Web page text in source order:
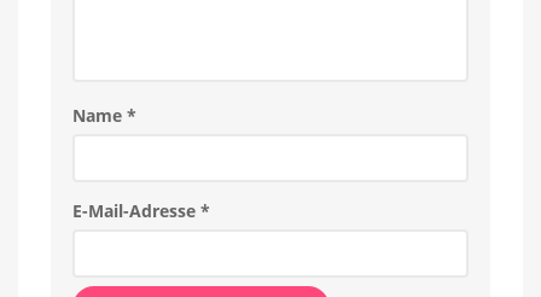
Name *
E-Mail-Adresse *